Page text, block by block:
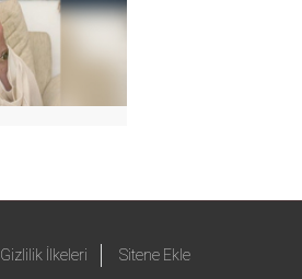
Gizlilik İlkeleri Sitene Ekle